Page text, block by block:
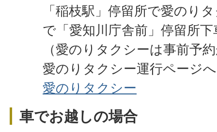
「稲枝駅」停留所で愛のり
で「愛知川庁舎前」停留所
（愛のりタクシーは事前予
愛のりタクシー運行ページ
愛のりタクシー
車でお越しの場合